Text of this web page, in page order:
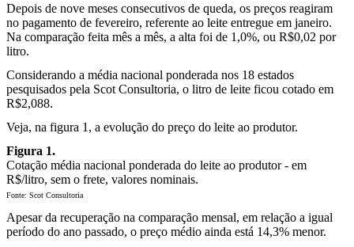
Depois de nove meses consecutivos de queda, os preços reagiram
no pagamento de fevereiro, referente ao leite entregue em janeiro.
Na comparação feita mês a mês, a alta foi de 1,0%, ou R$0,02 por
litro.
Considerando a média nacional ponderada nos 18 estados
pesquisados pela Scot Consultoria, o litro de leite ficou cotado em
R$2,088.
Veja, na figura 1, a evolução do preço do leite ao produtor.
Figura 1.
Cotação média nacional ponderada do leite ao produtor - em
R$/litro, sem o frete, valores nominais.
Fonte: Scot Consultoria
Apesar da recuperação na comparação mensal, em relação a igual
período do ano passado, o preço médio ainda está 14,3% menor.